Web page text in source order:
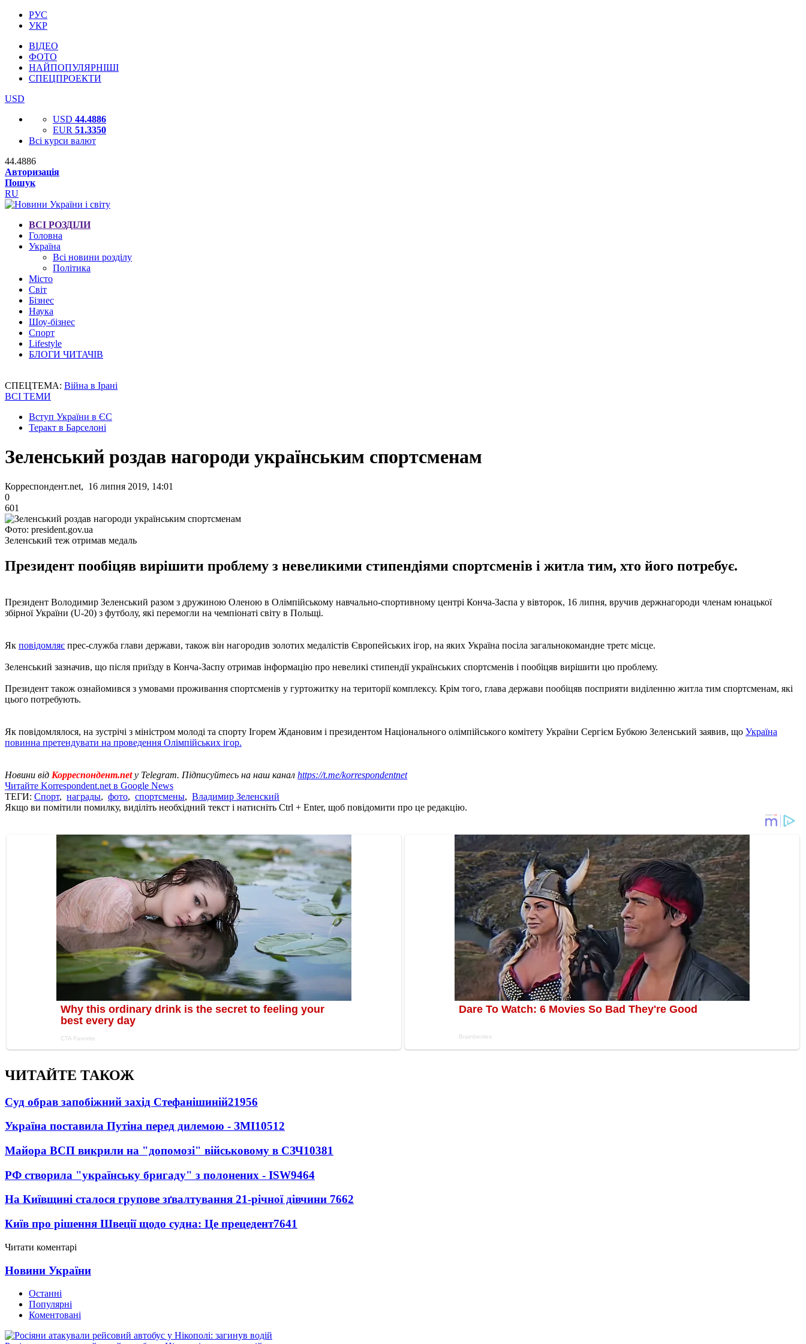
РУС
УКР
ВІДЕО
ФОТО
НАЙПОПУЛЯРНІШІ
СПЕЦПРОЕКТИ
USD
USD 44.4886
EUR 51.3350
Всі курси валют
44.4886
Авторизація
Пошук
RU
ВСІ РОЗДІЛИ
Головна
Україна
Всі новини розділу
Політика
Місто
Світ
Бізнес
Наука
Шоу-бізнес
Спорт
Lifestyle
БЛОГИ ЧИТАЧІВ
СПЕЦТЕМА: Війна в Ірані
ВСІ ТЕМИ
Вступ України в ЄС
Теракт в Барселоні
Зеленський роздав нагороди українським спортсменам
Корреспондент.net, 16 липня 2019, 14:01
0
601
Фото: president.gov.ua
Зеленський теж отримав медаль
Президент пообіцяв вирішити проблему з невеликими стипендіями спортсменів і житла тим, хто його потребує.
Президент Володимир Зеленський разом з дружиною Оленою в Олімпійському навчально-спортивному центрі Конча-Заспа у вівторок, 16 липня, вручив держнагороди членам юнацької
збірної України (U-20) з футболу, які перемогли на чемпіонаті світу в Польщі.
Як повідомляє прес-служба глави держави, також він нагородив золотих медалістів Європейських ігор, на яких Україна посіла загальнокомандне третє місце.
Зеленський зазначив, що після приїзду в Конча-Заспу отримав інформацію про невеликі стипендії українських спортсменів і пообіцяв вирішити цю проблему.
Президент також ознайомився з умовами проживання спортсменів у гуртожитку на території комплексу. Крім того, глава держави пообіцяв посприяти виділенню житла тим спортсменам, які
цього потребують.
Як повідомлялося, на зустрічі з міністром молоді та спорту Ігорем Ждановим і президентом Національного олімпійського комітету України Сергієм Бубкою Зеленський заявив, що Україна
повинна претендувати на проведення Олімпійських ігор.
Новини від Корреспондент.netу Telegram. Підписуйтесь на наш канал https://t.me/korrespondentnet
Читайте Korrespondent.net в Google News
ТЕГИ: Спорт, награды, фото, спортсмены, Владимир Зеленский
Якщо ви помітили помилку, виділіть необхідний текст і натисніть Ctrl + Enter, щоб повідомити про це редакцію.
ЧИТАЙТЕ ТАКОЖ
Суд обрав запобіжний захід Стефанішиній21956
Україна поставила Путіна перед дилемою - ЗМІ10512
Майора ВСП викрили на "допомозі" військовому в СЗЧ10381
РФ створила "українську бригаду" з полонених - ISW9464
На Київщині сталося групове зґвалтування 21-річної дівчини 7662
Київ про рішення Швеції щодо судна: Це прецедент7641
Читати коментарі
Новини України
Останні
Популярні
Коментовані